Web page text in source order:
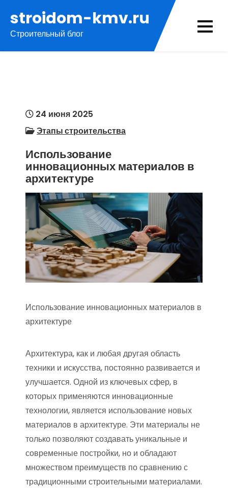
содержимому
stroidom-kmv.ru
Строительный блог
24 июня 2025
Этапы строительства
Использование
инновационных материалов в
архитектуре
Использование инновационных материалов в
архитектуре
Архитектура, как и любая другая область
техники и искусства, постоянно развивается и
улучшается. Одной из ключевых сфер, в
которых применяются инновационные
технологии, является использование новых
материалов в архитектуре. Эти материалы не
только позволяют создавать уникальные и
современные постройки, но и обладают
множеством преимуществ по сравнению с
традиционными строительными материалами.